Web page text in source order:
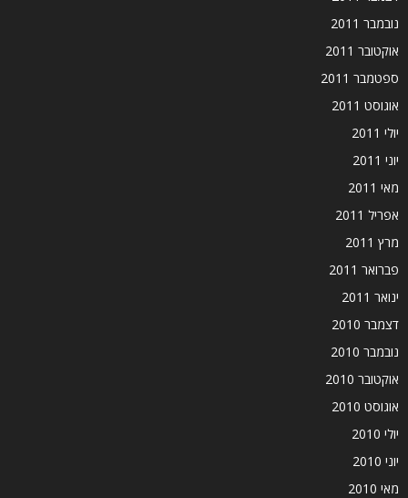
נובמבר 2011
אוקטובר 2011
ספטמבר 2011
אוגוסט 2011
יולי 2011
יוני 2011
מאי 2011
אפריל 2011
מרץ 2011
פברואר 2011
ינואר 2011
דצמבר 2010
נובמבר 2010
אוקטובר 2010
אוגוסט 2010
יולי 2010
יוני 2010
מאי 2010